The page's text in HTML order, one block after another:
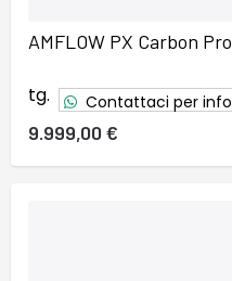
AMFLOW PX Carbon Pro
tg. Contattaci per info
9.999,00 €